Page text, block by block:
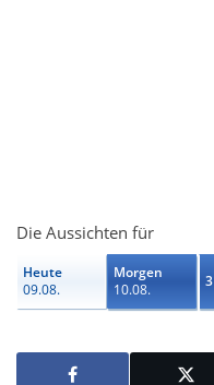
Die Aussichten für
Heute
09.08.
Morgen
10.08.